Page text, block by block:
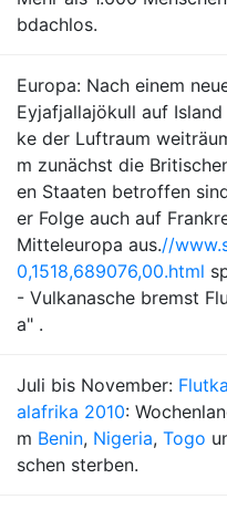
bdachlos.
Europa: Nach einem
Eyjafjallajökull auf
ke der Luftraum
m zunächst die
en Staaten betroffen
er Folge auch auf
Mitteleuropa aus.//
0,1518,689076,00.html
- Vulkanasche bremst
a" .
Juli bis November:
alafrika 2010:
m Benin, Nigeria, Togo
schen sterben.